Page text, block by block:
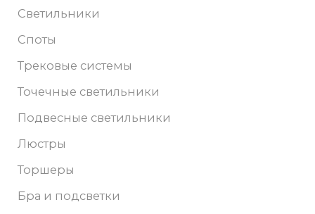
Светильники
Споты
Трековые системы
Точечные светильники
Подвесные светильники
Люстры
Торшеры
Бра и подсветки